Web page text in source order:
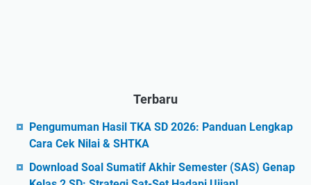
Terbaru
Pengumuman Hasil TKA SD 2026: Panduan Lengkap
Cara Cek Nilai & SHTKA
Download Soal Sumatif Akhir Semester (SAS) Genap